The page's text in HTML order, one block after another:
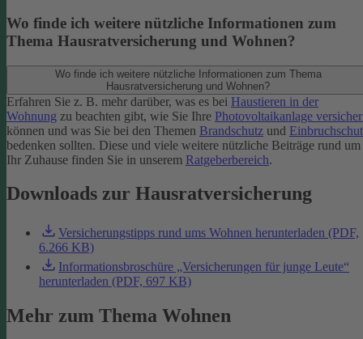
Wo finde ich weitere nützliche Informationen zum
Thema Hausratversicherung und Wohnen?
Wo finde ich weitere nützliche Informationen zum Thema
Hausratversicherung und Wohnen?
Erfahren Sie z. B. mehr darüber, was es bei Haustieren in der
Wohnung zu beachten gibt, wie Sie Ihre Photovoltaikanlage
können und was Sie bei den Themen Brandschutz und
bedenken sollten. Diese und viele weitere nützliche Beiträge rund um
Ihr Zuhause finden Sie in unserem Ratgeberbereich.
Downloads zur Hausratversicherung
Versicherungstipps rund ums Wohnen herunterladen (PDF,
6.266 KB)
Informationsbroschüre „Versicherungen für junge Leute“
herunterladen (PDF, 697 KB)
Mehr zum Thema Wohnen